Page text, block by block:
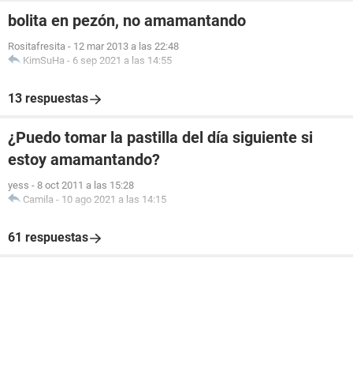
bolita en pezón, no amamantando
Rositafresita - 12 mar 2013 a las 22:48
KimSuHa - 6 sep 2021 a las 14:55
13 respuestas
¿Puedo tomar la pastilla del día siguiente si
estoy amamantando?
yess - 8 oct 2011 a las 15:28
Camila - 10 ago 2021 a las 14:15
61 respuestas